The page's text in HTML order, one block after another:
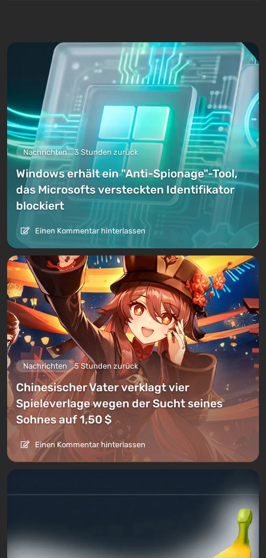
Nachrichten 3 Stunden zurück
Windows erhält ein "Anti-Spionage"-Tool,
das Microsofts versteckten Identifikator
blockiert
Einen Kommentar hinterlassen
Nachrichten 5 Stunden zurück
Chinesischer Vater verklagt vier
Spieleverlage wegen der Sucht seines
Sohnes auf 1,50 $
Einen Kommentar hinterlassen